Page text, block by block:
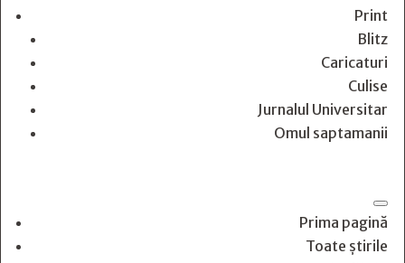
Print
Blitz
Caricaturi
Culise
Jurnalul Universitar
Omul saptamanii
Prima pagină
Toate știrile